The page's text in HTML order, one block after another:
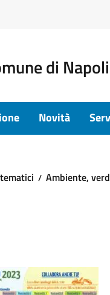
di Napoli
Novità
Ambiente,